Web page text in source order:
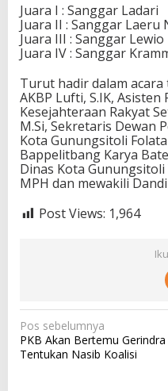
Juara I : Sanggar Ladari
Juara II : Sanggar Laeru
Juara III : Sanggar Lewio
Juara IV : Sanggar
Turut hadir dalam
AKBP Lufti, S.IK,
Kesejahteraan Rakyat
M.Si, Sekretaris Dewan
Kota Gunungsitoli
Bappelitbang Karya
Dinas Kota Gunungsitoli
MPH dan mewakili
Post Views: 1,964
N
a
Pos sebelumnya
PKB Akan Bertemu Gerindra
Tentukan Nasib Koalisi